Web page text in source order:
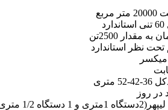
مقدار 2500تن
تحت نظر استاندارد
در روز